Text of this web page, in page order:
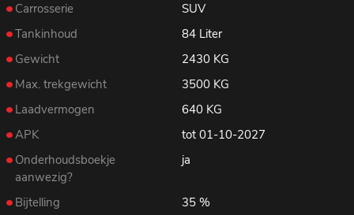
Carrosserie
SUV
Tankinhoud
84 Liter
Gewicht
2430 KG
Max. trekgewicht
3500 KG
Laadvermogen
640 KG
APK
tot 01-10-2027
Onderhoudsboekje
aanwezig?
ja
Bijtelling
35 %